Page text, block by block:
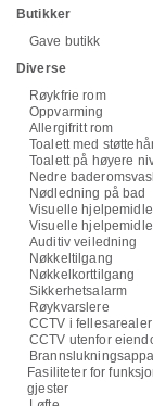
Butikker
Gave butikk
Diverse
Røykfrie rom
Oppvarming
Allergifritt rom
Toalett med
Toalett på høyere
Nedre
Nødledning på bad
Visuelle
Visuelle
Auditiv veiledning
Nøkkeltilgang
Nøkkelkorttilgang
Sikkerhetsalarm
Røykvarslere
CCTV i fellesarealer
CCTV utenfor
Fasiliteter for
gjester